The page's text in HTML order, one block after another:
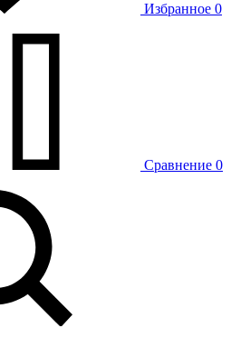
Избранное 0
Сравнение 0